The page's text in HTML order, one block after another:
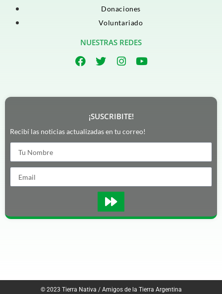
Donaciones
Voluntariado
NUESTRAS REDES
¡SUSCRIBITE!
Recibí las noticias actualizadas en tu correo!
© 2023 Tierra Nativa / Amigos de la Tierra Argentina